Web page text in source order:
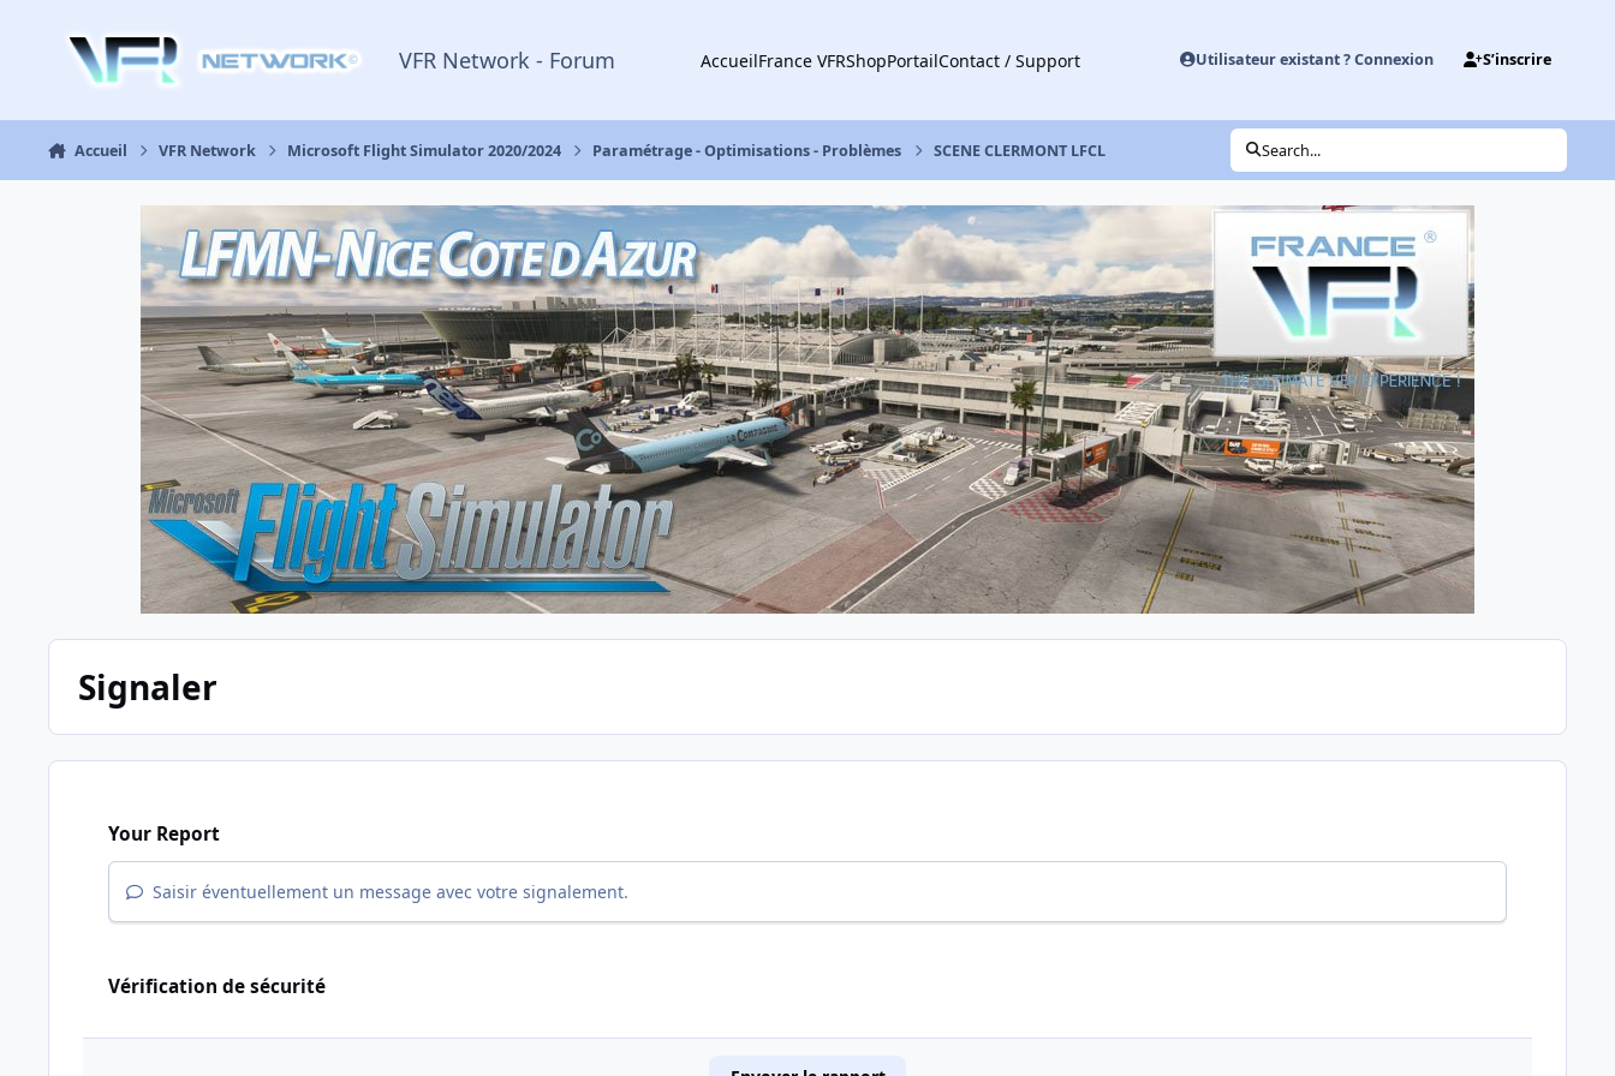
VFR Network - Forum AccueilFrance VFRShopPortailContact / Support Utilisateur existant ? Connexion S’inscrire
Accueil VFR Network Microsoft Flight Simulator 2020/2024 Paramétrage - Optimisations - Problèmes SCENE CLERMONT LFCL Search...
Signaler
Your Report
Saisir éventuellement un message avec votre signalement.
Vérification de sécurité